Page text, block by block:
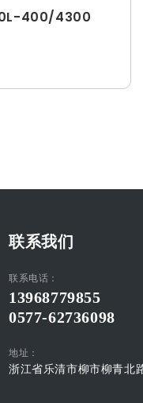
400/4300
联系我们
联系电话：
13968779855
0577-62736098
地址：
浙江省乐清市柳市柳青北